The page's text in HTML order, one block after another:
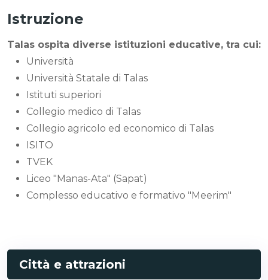
Istruzione
Talas ospita diverse istituzioni educative, tra cui:
Università
Università Statale di Talas
Istituti superiori
Collegio medico di Talas
Collegio agricolo ed economico di Talas
ISITO
TVEK
Liceo "Manas-Ata" (Sapat)
Complesso educativo e formativo "Meerim"
Città e attrazioni